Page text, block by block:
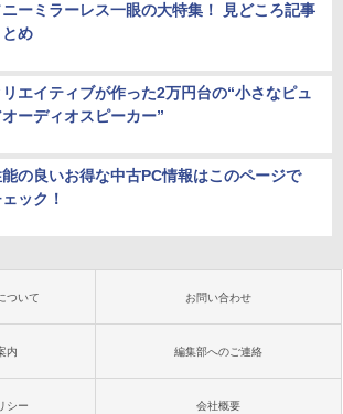
ニーミラーレス一眼の大特集！ 見どころ記事
とめ
リエイティブが作った2万円台の“小さなピュ
オーディオスピーカー”
の良いお得な中古PC情報はこのページで
ック！
ついて お問い合わせ
内 編集部へのご連絡
シー 会社概要